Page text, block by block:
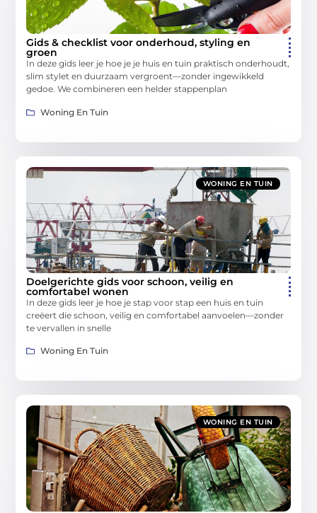
Gids & checklist voor onderhoud, styling en
groen
In deze gids leer je hoe je je huis en tuin praktisch onderhoudt,
slim stylet en duurzaam vergroent—zonder ingewikkeld
gedoe. We combineren een helder stappenplan
Woning En Tuin
WONING EN TUIN
Doelgerichte gids voor schoon, veilig en
comfortabel wonen
In deze gids leer je hoe je stap voor stap een huis en tuin
creëert die schoon, veilig en comfortabel aanvoelen—zonder
te vervallen in snelle
Woning En Tuin
WONING EN TUIN